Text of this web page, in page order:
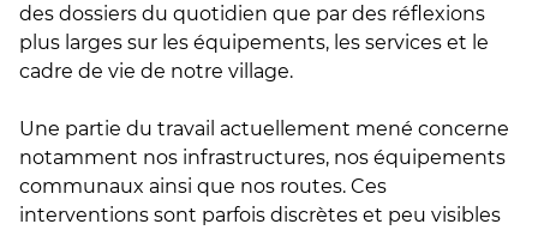
des dossiers du quotidien que par des réflexions
plus larges sur les équipements, les services et le
cadre de vie de notre village.
Une partie du travail actuellement mené concerne
notamment nos infrastructures, nos équipements
communaux ainsi que nos routes. Ces
interventions sont parfois discrètes et peu visibles